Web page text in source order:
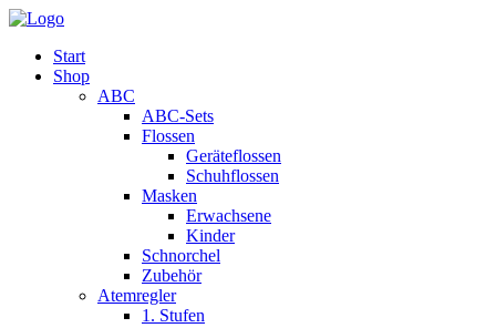
Start
Shop
ABC
ABC-Sets
Flossen
Geräteflossen
Schuhflossen
Masken
Erwachsene
Kinder
Schnorchel
Zubehör
Atemregler
1. Stufen